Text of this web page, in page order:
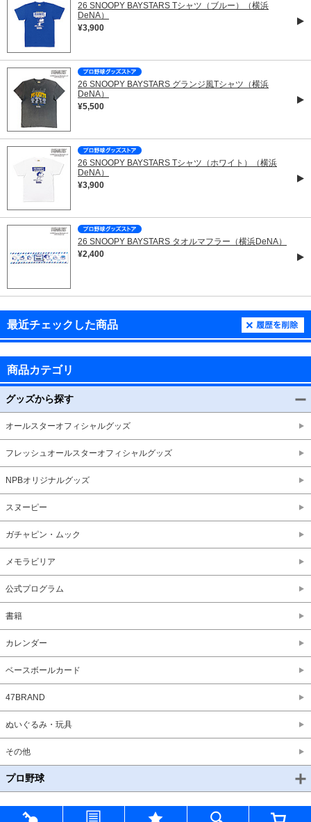
26 SNOOPY BAYSTARS Tシャツ（ブルー）（横浜
DeNA）
¥3,900
26 SNOOPY BAYSTARS グランジ風Tシャツ（横浜
DeNA）
¥5,500
26 SNOOPY BAYSTARS Tシャツ（ホワイト）（横浜
DeNA）
¥3,900
26 SNOOPY BAYSTARS タオルマフラー（横浜DeNA）
¥2,400
最近チェックした商品
商品カテゴリ
グッズから探す
オールスターオフィシャルグッズ
フレッシュオールスターオフィシャルグッズ
NPBオリジナルグッズ
スヌーピー
ガチャピン・ムック
メモラビリア
公式プログラム
書籍
カレンダー
ベースボールカード
47BRAND
ぬいぐるみ・玩具
その他
プロ野球